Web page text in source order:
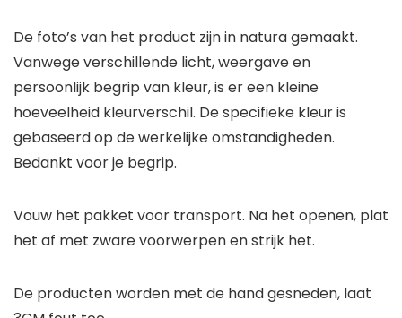
De foto’s van het product zijn in natura gemaakt.
Vanwege verschillende licht, weergave en
persoonlijk begrip van kleur, is er een kleine
hoeveelheid kleurverschil. De specifieke kleur is
gebaseerd op de werkelijke omstandigheden.
Bedankt voor je begrip.
Vouw het pakket voor transport. Na het openen, plat
het af met zware voorwerpen en strijk het.
De producten worden met de hand gesneden, laat